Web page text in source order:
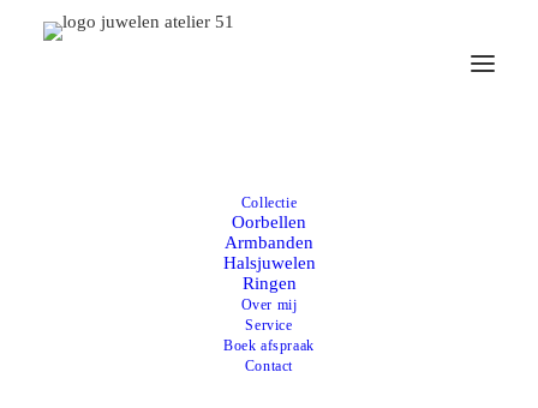
Collectie
Oorbellen
Armbanden
Halsjuwelen
Ringen
Over mij
Service
Boek afspraak
Contact